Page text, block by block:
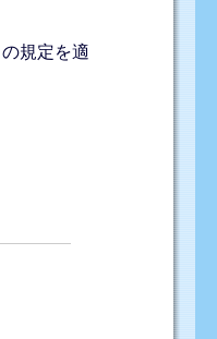
規定を適